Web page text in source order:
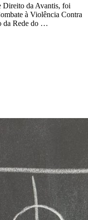
Direito da Avantis, foi
à Violência Contra
da Rede do …